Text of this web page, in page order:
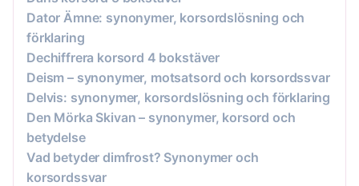
Dator Ämne: synonymer, korsordslösning och
förklaring
Dechiffrera korsord 4 bokstäver
Deism – synonymer, motsatsord och korsordssvar
Delvis: synonymer, korsordslösning och förklaring
Den Mörka Skivan – synonymer, korsord och
betydelse
Vad betyder dimfrost? Synonymer och
korsordssvar